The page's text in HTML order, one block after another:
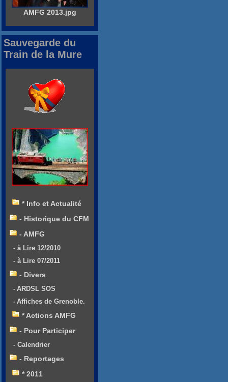
AMFG 2013.jpg
Sauvegarde du
Train de la Mure
* Info et Actualité
- Historique du CFM
- AMFG
- à Lire 12/2010
- à Lire 07/2011
- Divers
- ARDSL SOS
- Affiches de Grenoble.
* Actions AMFG
- Pour Participer
- Calendrier
- Reportages
* 2011